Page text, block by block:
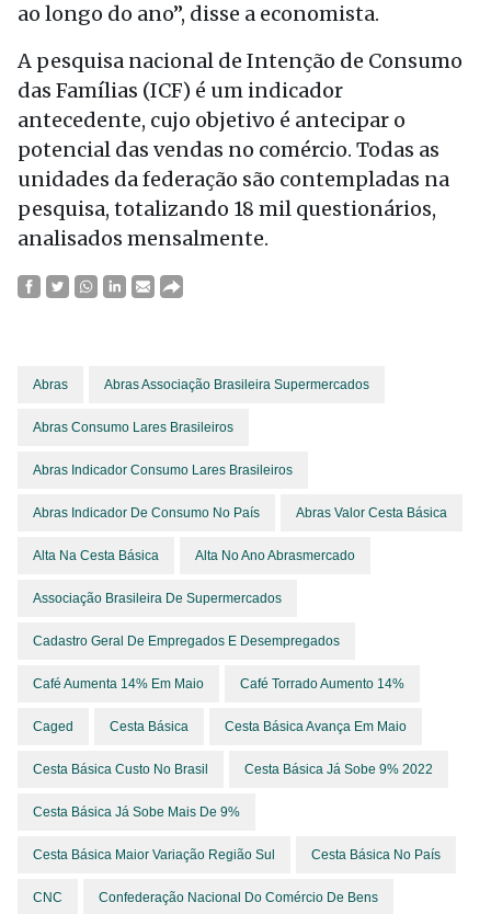
ao longo do ano”, disse a economista.
A pesquisa nacional de Intenção de Consumo
das Famílias (ICF) é um indicador
antecedente, cujo objetivo é antecipar o
potencial das vendas no comércio. Todas as
unidades da federação são contempladas na
pesquisa, totalizando 18 mil questionários,
analisados mensalmente.
Abras Abras Associação Brasileira Supermercados
Abras Consumo Lares Brasileiros
Abras Indicador Consumo Lares Brasileiros
Abras Indicador De Consumo No País Abras Valor Cesta Básica
Alta Na Cesta Básica Alta No Ano Abrasmercado
Associação Brasileira De Supermercados
Cadastro Geral De Empregados E Desempregados
Café Aumenta 14% Em Maio Café Torrado Aumento 14%
Caged Cesta Básica Cesta Básica Avança Em Maio
Cesta Básica Custo No Brasil Cesta Básica Já Sobe 9% 2022
Cesta Básica Já Sobe Mais De 9%
Cesta Básica Maior Variação Região Sul Cesta Básica No País
CNC Confederação Nacional Do Comércio De Bens